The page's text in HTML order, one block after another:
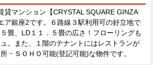
貸マンション【CRYSTAL SQUARE GINZA
ア銀座2です。６路線３駅利用可の好立地で
畳、LD１１．５畳の広さ！フローリングも
。また、１階のテナントにはレストランが
・ＳＯＨＯ可能(登記可能)な物件です。